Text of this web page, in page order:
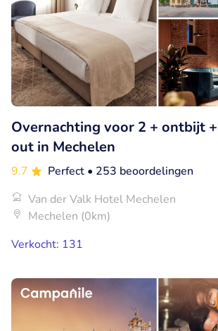
Overnachting voor 2 + ontbijt
out in Mechelen
9.7 Perfect • 253 beoordelingen
Van der Valk Hotel Mechelen
Mechelen (0km)
Verkocht: 131